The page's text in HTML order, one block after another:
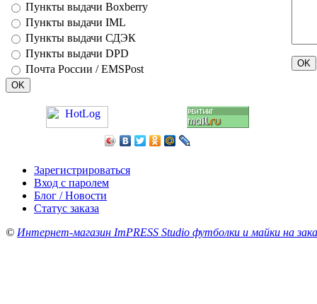
Пункты выдачи Boxberry
Пункты выдачи IML
Пункты выдачи СДЭК
Пункты выдачи DPD
Почта России / EMSPost
Зарегистрироваться
Вход с паролем
Блог / Новости
Статус заказа
© Интернет-магазин ImPRESS Studio футболки и майки на